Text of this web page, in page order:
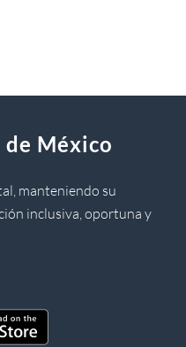
de México
manteniendo su
inclusiva, oportuna y